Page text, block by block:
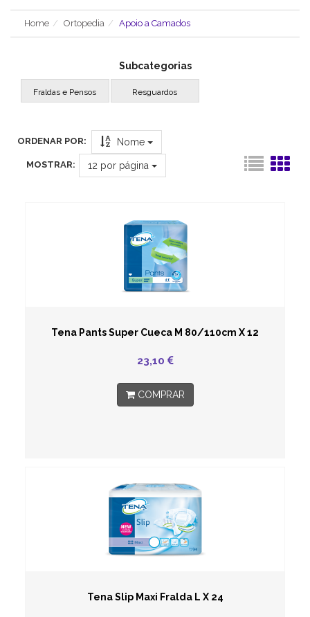
Home Ortopedia Apoio a Camados
Subcategorias
Fraldas e Pensos Resguardos
ORDENAR POR: Nome
MOSTRAR: 12 por página
Tena Pants Super Cueca M 80/110cm X 12
23,10
COMPRAR
Tena Slip Maxi Fralda L X 24